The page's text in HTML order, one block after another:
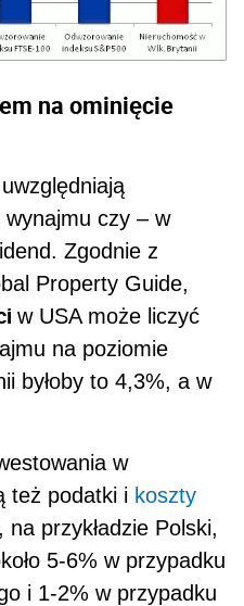
na ominięcie
czy – w
Zgodnie z
Property Guide,
w USA może liczyć
na poziomie
byłoby to 4,3%, a w
w
też podatki i koszty
przykładzie Polski,
5-6% w przypadku
i 1-2% w przypadku